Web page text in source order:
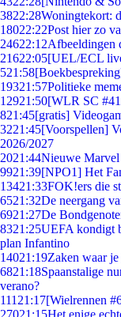
3822:28Woningtekort:
18022:22Post hier zo
24622:12Afbeeldingen
21622:05[UEL/ECL
521:58
19321:57Politieke
12921:50[WLR SC
821:45[gratis]
3221:45[Voorspellen]
2026/2027
2021:44Nieuwe
9921:39[NPO1] Het
13421:33FOK!ers die
6521:32De neergang
6921:27De
8321:25UEFA kondigt
plan Infantino
14021:19Zaken waar
6821:18Spaanstalige
verano?
111 21:17[Wielrennen
27021:15Het enige